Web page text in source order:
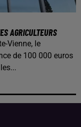
AGRICULTEURS
Vienne, le
de 100 000 euros